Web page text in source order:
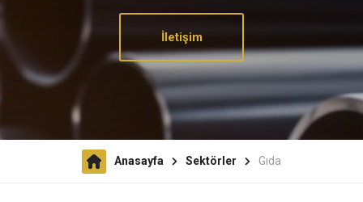
İletişim
Anasayfa Sektörler Gıda